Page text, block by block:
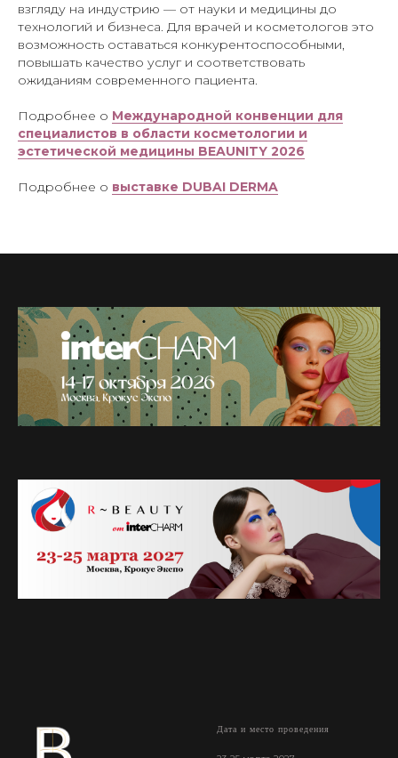
взгляду на индустрию — от науки и медицины до
технологий и бизнеса. Для врачей и косметологов это
возможность оставаться конкурентоспособными,
повышать качество услуг и соответствовать
ожиданиям современного пациента.
Подробнее о Международной конвенции для
специалистов в области косметологии и
эстетической медицины BEAUNITY 2026
Подробнее о выставке DUBAI DERMA
Дата и место проведения